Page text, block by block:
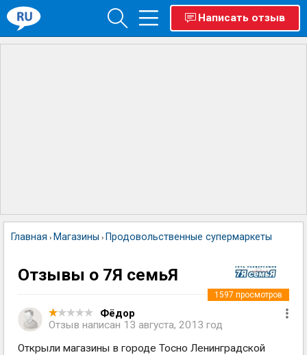
Написать отзыв
Главная › Магазины › Продовольственные супермаркеты
Отзывы о 7Я семьЯ
Фёдор
Отзыв написан 13 августа, 2013 год
1597 просмотров
Открыли магазины в городе Тосно Ленинградской